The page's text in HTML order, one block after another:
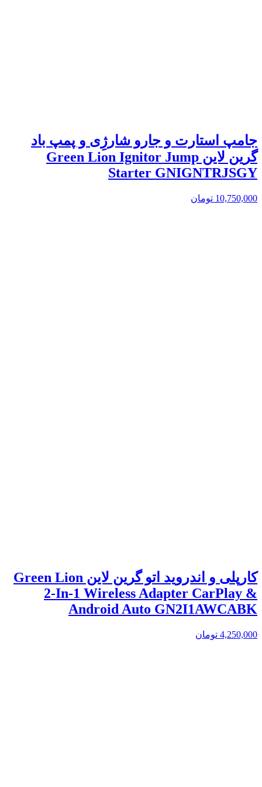
جامپ استارت و جارو شارژِی و پمپ باد
گرین لاین Green Lion Ignitor Jump
Starter GNIGNTRJSGY
10,750,000 تومان
کارپلی و اندروید اتو گرین لاین Green Lion
2-In-1 Wireless Adapter CarPlay &
Android Auto GN2I1AWCABK
4,250,000 تومان